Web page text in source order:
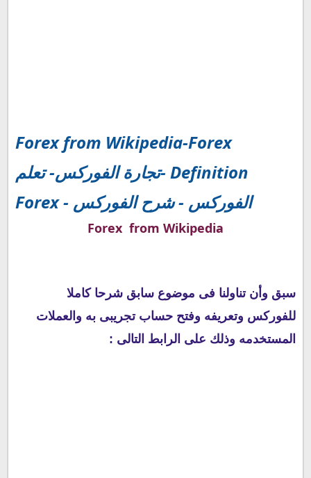
Forex from Wikipedia-Forex
Definition -تجارة الفوركس- تعلم
الفوركس - شرح الفوركس - Forex
Forex from Wikipedia
سبق وأن تناولنا فى موضوع سابق شرحا كاملا
للفوركس وتعريفه وفتح حساب تجريبى به والعملات
المستخدمه وذلك على الرابط التالى :